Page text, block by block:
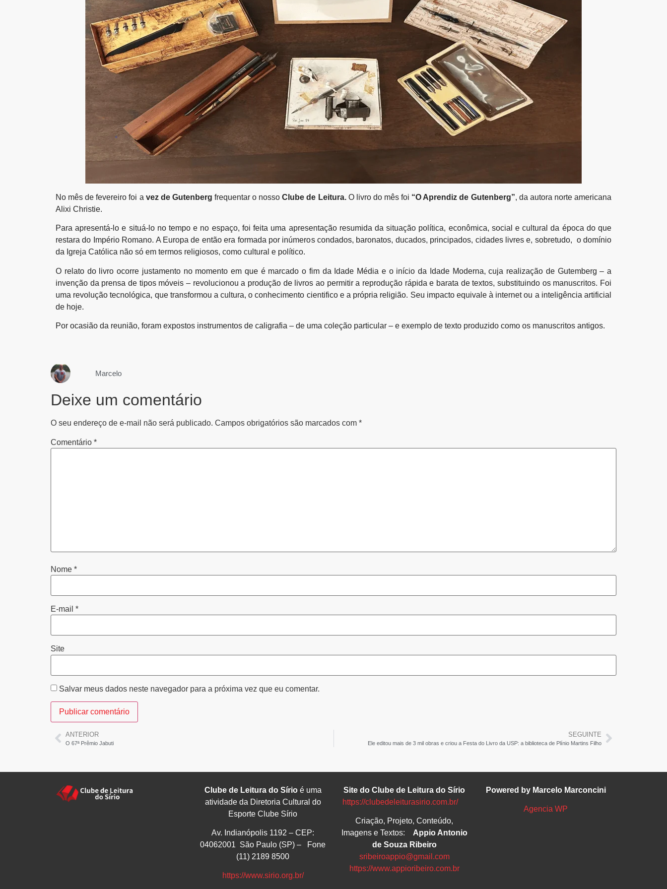
No mês de fevereiro foi a vez de Gutenberg frequentar o nossoClube de Leitura.O livro do mês foi “O Aprendiz de Gutenberg”, da autora norte americana
Alixi Christie.
Para apresentá-lo e situá-lo no tempo e no espaço, foi feita uma apresentação resumida da situação política, econômica, social e cultural da época do que
restara do Império Romano. A Europa de então era formada por inúmeros condados, baronatos, ducados, principados, cidades livres e, sobretudo, o domínio
da Igreja Católica não só em termos religiosos, como cultural e político.
O relato do livro ocorre justamento no momento em que é marcado o fim da Idade Média e o início da Idade Moderna, cuja realização de Gutemberg – a
invenção da prensa de tipos móveis – revolucionou a produção de livros ao permitir a reprodução rápida e barata de textos, substituindo os manuscritos. Foi
uma revolução tecnológica, que transformou a cultura, o conhecimento cientifico e a própria religião. Seu impacto equivale à internet ou a inteligência artificial
de hoje.
Por ocasião da reunião, foram expostos instrumentos de caligrafia – de uma coleção particular – e exemplo de texto produzido como os manuscritos antigos.
Marcelo
Deixe um comentário
O seu endereço de e-mail não será publicado. Campos obrigatórios são marcados com *
Comentário *
Nome *
E-mail *
Site
Salvar meus dados neste navegador para a próxima vez que eu comentar.
ANTERIOR
O 67ª Prêmio Jabuti
SEGUINTE
Ele editou mais de 3 mil obras e criou a Festa do Livro da USP: a biblioteca de Plínio Martins Filho
Clube de Leitura do Sírio é uma
atividade da Diretoria Cultural do
Esporte Clube Sírio
Av. Indianópolis 1192 – CEP:
04062001 São Paulo (SP) – Fone
(11) 2189 8500
https://www.sirio.org.br/
Site do Clube de Leitura do Sírio
https://clubedeleiturasirio.com.br/
Criação, Projeto, Conteúdo,
Imagens e Textos: Appio Antonio
de Souza Ribeiro
sribeiroappio@gmail.com
https://www.appioribeiro.com.br
Powered by Marcelo Marconcini
Agencia WP